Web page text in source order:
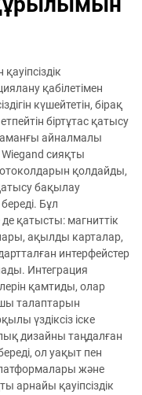
қабілетімен
күшейтетін, бірақ
біртұтас қатысу
айналмалы
Wiegand сияқты
қолдайды,
бақылау
Бұл
қатысты: магниттік
ақылды карталар,
интерфейстер
Интеграция
қамтиды, олар
талаптарын
үздіксіз іске
дизайны таңдалған
ол уақыт пен
және
арнайы қауіпсіздік